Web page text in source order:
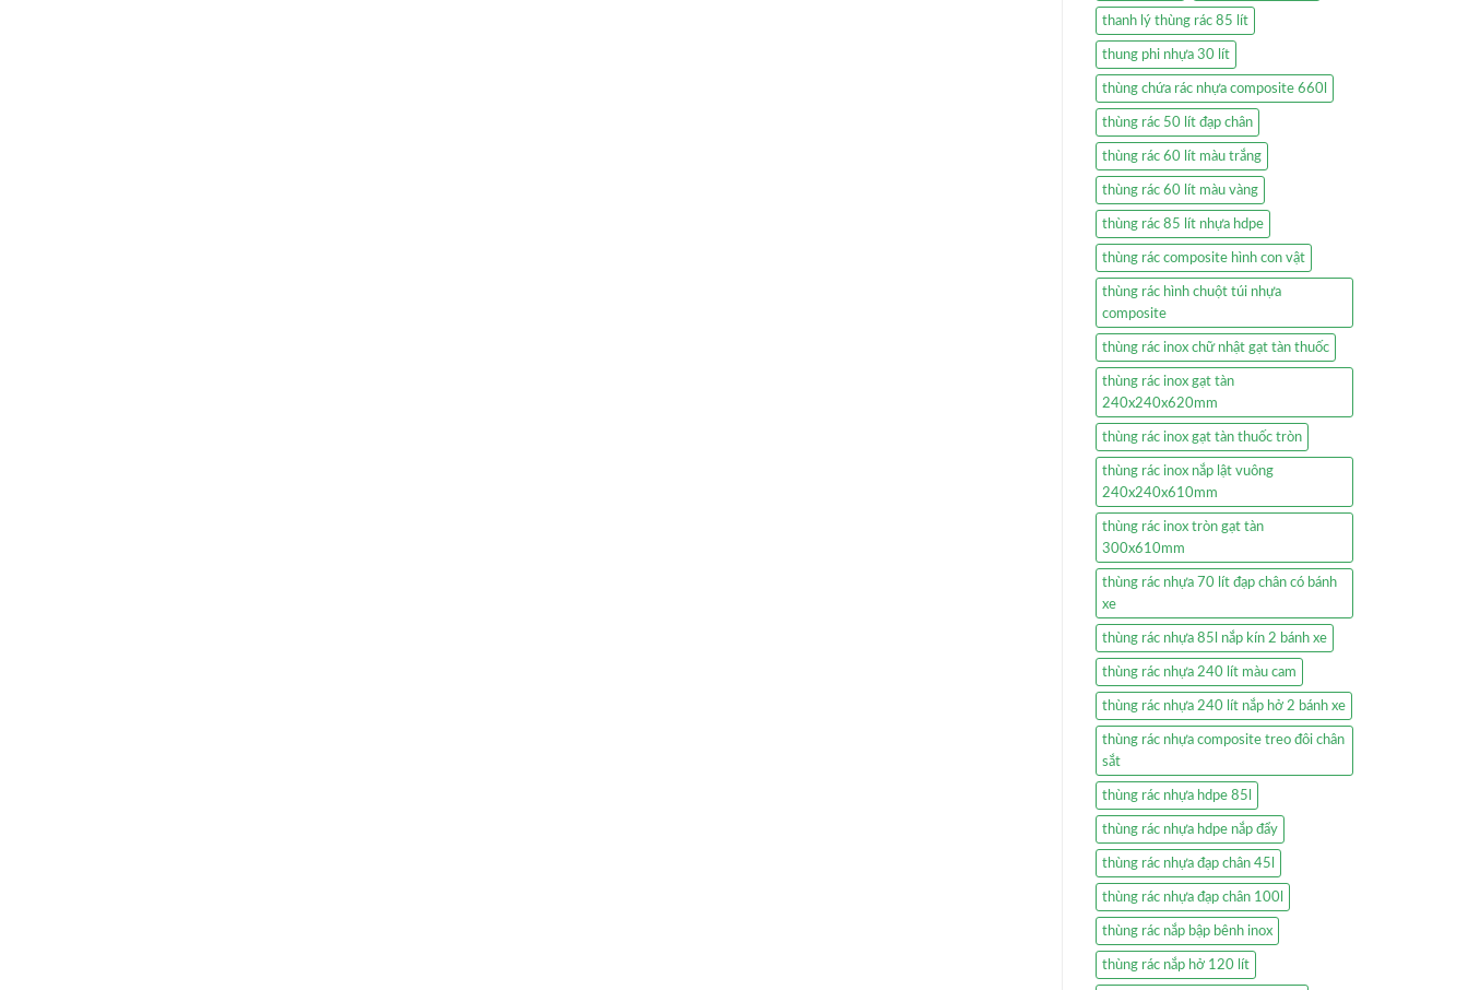
thanh lý thùng rác 85 lít
thung phi nhựa 30 lít
thùng chứa rác nhựa composite 660l
thùng rác 50 lít đạp chân
thùng rác 60 lít màu trắng
thùng rác 60 lít màu vàng
thùng rác 85 lít nhựa hdpe
thùng rác composite hình con vật
thùng rác hình chuột túi nhựa
composite
thùng rác inox chữ nhật gạt tàn thuốc
thùng rác inox gạt tàn
240x240x620mm
thùng rác inox gạt tàn thuốc tròn
thùng rác inox nắp lật vuông
240x240x610mm
thùng rác inox tròn gạt tàn
300x610mm
thùng rác nhựa 70 lít đạp chân có bánh
xe
thùng rác nhựa 85l nắp kín 2 bánh xe
thùng rác nhựa 240 lít màu cam
thùng rác nhựa 240 lít nắp hở 2 bánh xe
thùng rác nhựa composite treo đôi chân
sắt
thùng rác nhựa hdpe 85l
thùng rác nhựa hdpe nắp đẩy
thùng rác nhựa đạp chân 45l
thùng rác nhựa đạp chân 100l
thùng rác nắp bập bênh inox
thùng rác nắp hở 120 lít